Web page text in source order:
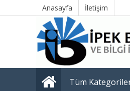
Anasayfa İletişim
Tüm